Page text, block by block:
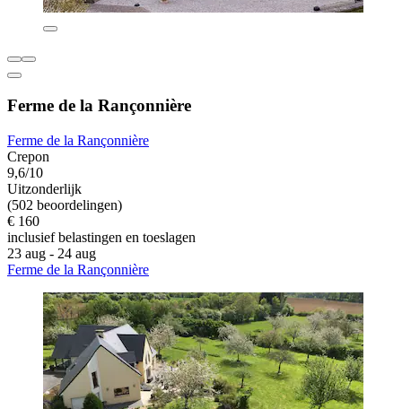
Ferme de la Rançonnière
Ferme de la Rançonnière
Crepon
9,6/10
Uitzonderlijk
(502 beoordelingen)
€ 160
inclusief belastingen en toeslagen
23 aug - 24 aug
Ferme de la Rançonnière